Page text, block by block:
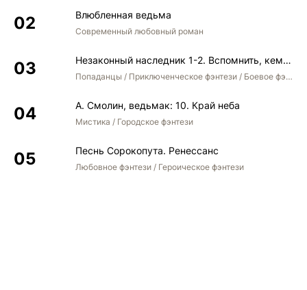
Влюбленная ведьма
Современный любовный роман
Незаконный наследник 1-2. Вспомнить, кем был. Стать собой. Остаться собой
Попаданцы / Приключенческое фэнтези / Боевое фэнтези / Юмористическое фэнтези
А. Смолин, ведьмак: 10. Край неба
Мистика / Городское фэнтези
Песнь Сорокопута. Ренессанс
Любовное фэнтези / Героическое фэнтези